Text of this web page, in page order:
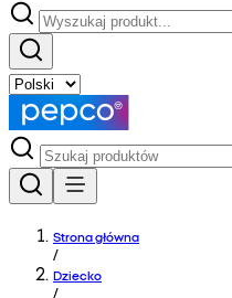
Strona główna
/
Dziecko
/